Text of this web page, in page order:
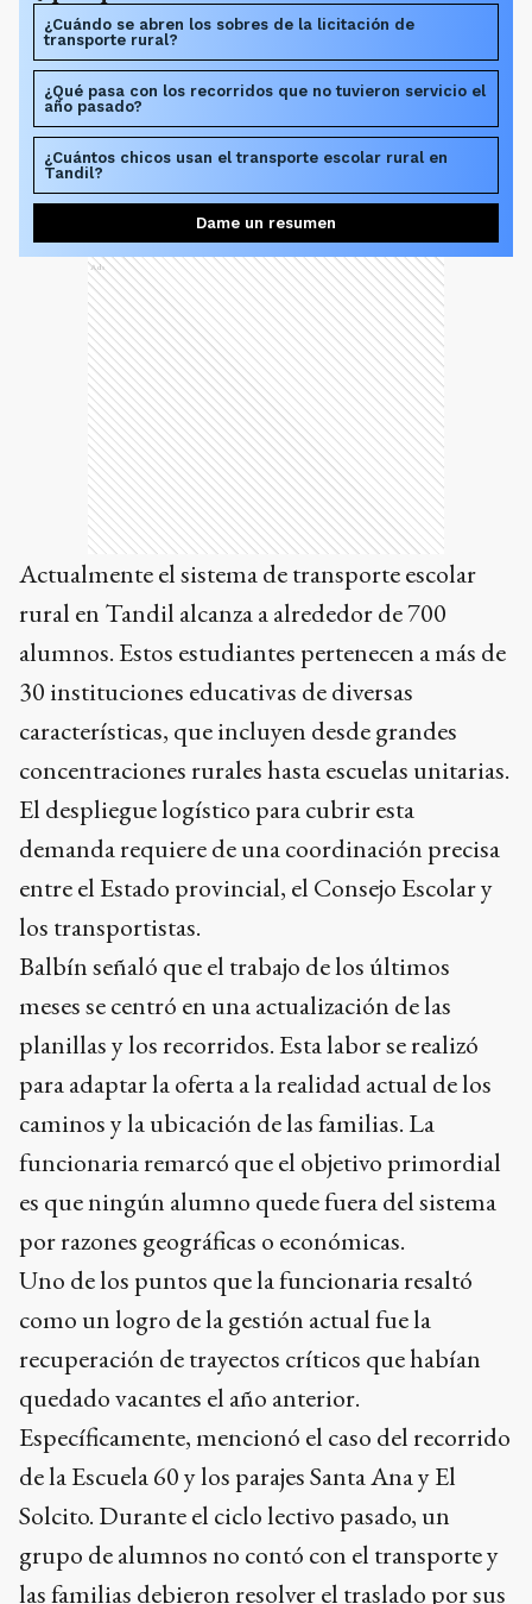
¿Qué pasa con los recorridos que no tuvieron servicio el
año pasado?
¿Cuántos chicos usan el transporte escolar rural en
Tandil?
Actualmente el sistema de transporte escolar
rural en Tandil alcanza a alrededor de 700
alumnos. Estos estudiantes pertenecen a más de
30 instituciones educativas de diversas
características, que incluyen desde grandes
concentraciones rurales hasta escuelas unitarias.
El despliegue logístico para cubrir esta
demanda requiere de una coordinación precisa
entre el Estado provincial, el Consejo Escolar y
los transportistas.
Balbín señaló que el trabajo de los últimos
meses se centró en una actualización de las
planillas y los recorridos. Esta labor se realizó
para adaptar la oferta a la realidad actual de los
caminos y la ubicación de las familias. La
funcionaria remarcó que el objetivo primordial
es que ningún alumno quede fuera del sistema
por razones geográficas o económicas.
Uno de los puntos que la funcionaria resaltó
como un logro de la gestión actual fue la
recuperación de trayectos críticos que habían
quedado vacantes el año anterior.
Específicamente, mencionó el caso del recorrido
de la Escuela 60 y los parajes Santa Ana y El
Solcito. Durante el ciclo lectivo pasado, un
grupo de alumnos no contó con el transporte y
las familias debieron resolver el traslado por sus
propios medios, situación que el Consejo